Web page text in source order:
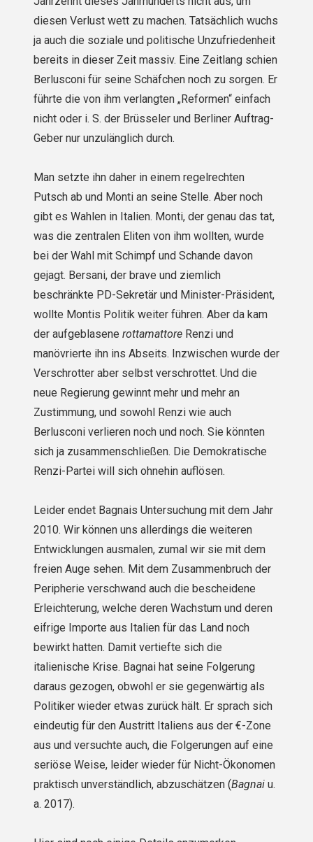
diesen Verlust wett zu machen. Tatsächlich wuchs
ja auch die soziale und politische Unzufriedenheit
bereits in dieser Zeit massiv. Eine Zeitlang schien
Berlusconi für seine Schäfchen noch zu sorgen. Er
führte die von ihm verlangten „Reformen“ einfach
nicht oder i. S. der Brüsseler und Berliner Auftrag-
Geber nur unzulänglich durch.
Man setzte ihn daher in einem regelrechten
Putsch ab und Monti an seine Stelle. Aber noch
gibt es Wahlen in Italien. Monti, der genau das tat,
was die zentralen Eliten von ihm wollten, wurde
bei der Wahl mit Schimpf und Schande davon
gejagt. Bersani, der brave und ziemlich
beschränkte PD-Sekretär und Minister-Präsident,
wollte Montis Politik weiter führen. Aber da kam
der aufgeblasene rottamattoreRenzi und
manövrierte ihn ins Abseits. Inzwischen wurde der
Verschrotter aber selbst verschrottet. Und die
neue Regierung gewinnt mehr und mehr an
Zustimmung, und sowohl Renzi wie auch
Berlusconi verlieren noch und noch. Sie könnten
sich ja zusammenschließen. Die Demokratische
Renzi-Partei will sich ohnehin auflösen.
Leider endet Bagnais Untersuchung mit dem Jahr
2010. Wir können uns allerdings die weiteren
Entwicklungen ausmalen, zumal wir sie mit dem
freien Auge sehen. Mit dem Zusammenbruch der
Peripherie verschwand auch die bescheidene
Erleichterung, welche deren Wachstum und deren
eifrige Importe aus Italien für das Land noch
bewirkt hatten. Damit vertiefte sich die
italienische Krise. Bagnai hat seine Folgerung
daraus gezogen, obwohl er sie gegenwärtig als
Politiker wieder etwas zurück hält. Er sprach sich
eindeutig für den Austritt Italiens aus der €-Zone
aus und versuchte auch, die Folgerungen auf eine
seriöse Weise, leider wieder für Nicht-Ökonomen
praktisch unverständlich, abzuschätzen (Bagnaiu.
a. 2017).